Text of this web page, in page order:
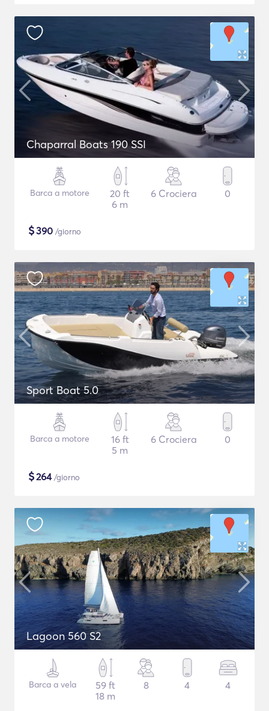
Chaparral Boats 190 SSI
Barca a motore
20 ft
6 m
6 Crociera 0
$390 /giorno
Sport Boat 5.0
Barca a motore
16 ft
5 m
6 Crociera 0
$264/giorno
Lagoon 560 S2
Barca a vela
59 ft
18 m
8 4 4